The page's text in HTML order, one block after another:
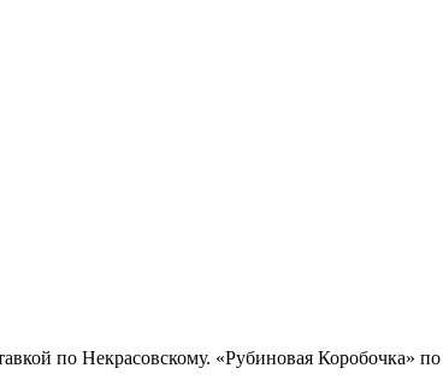
по Некрасовскому. «Рубиновая Коробочка»